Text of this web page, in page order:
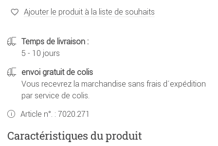
Ajouter le produit à la liste de souhaits
Temps de livraison :
5 - 10 jours
envoi gratuit de colis
Vous recevrez la marchandise sans frais d´expédition
par service de colis.
Article n°. : 7020.271
Caractéristiques du produit